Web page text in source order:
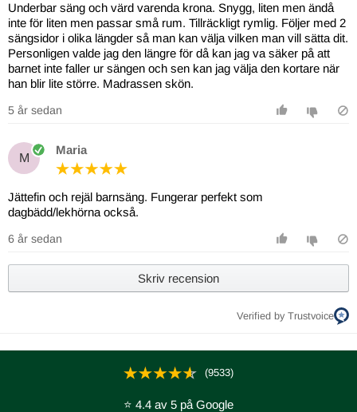
Underbar säng och värd varenda krona. Snygg, liten men ändå
inte för liten men passar små rum. Tillräckligt rymlig. Följer med 2
sängsidor i olika längder så man kan välja vilken man vill sätta dit.
Personligen valde jag den längre för då kan jag va säker på att
barnet inte faller ur sängen och sen kan jag välja den kortare när
han blir lite större. Madrassen skön.
5 år sedan
M
Maria
Jättefin och rejäl barnsäng. Fungerar perfekt som
dagbädd/lekhörna också.
6 år sedan
Skriv recension
Verified by Trustvoice
(9533)
⭐ 4.4 av 5 på Google